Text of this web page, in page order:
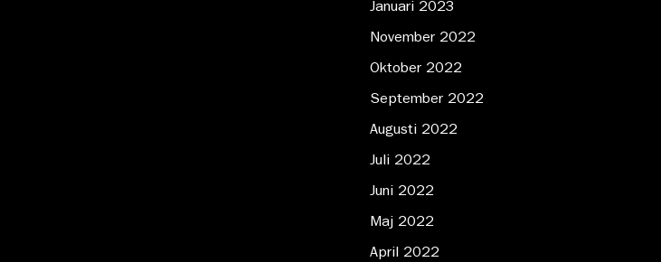
Januari 2023
November 2022
Oktober 2022
September 2022
Augusti 2022
Juli 2022
Juni 2022
Maj 2022
April 2022